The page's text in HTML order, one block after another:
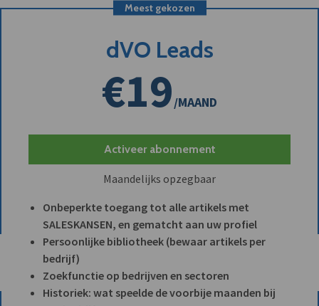
Meest gekozen
dVO Leads
€19/MAAND
Activeer abonnement
Maandelijks opzegbaar
Onbeperkte toegang tot alle artikels met
SALESKANSEN, en gematcht aan uw profiel
Persoonlijke bibliotheek (bewaar artikels per
bedrijf)
Zoekfunctie op bedrijven en sectoren
Historiek: wat speelde de voorbije maanden bij